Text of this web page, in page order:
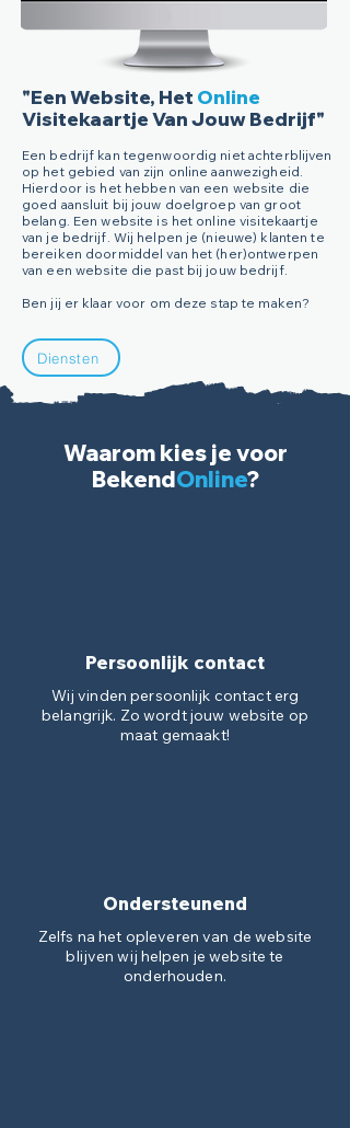
"Een Website, Het Online
Visitekaartje Van Jouw Bedrijf"
Een bedrijf kan tegenwoordig niet achterblijven
op het gebied van zijn online aanwezigheid.
Hierdoor is het hebben van een website die
goed aansluit bij jouw doelgroep van groot
belang. Een website is het online visitekaartje
van je bedrijf. Wij helpen je (nieuwe) klanten te
bereiken doormiddel van het (her)ontwerpen
van een website die past bij jouw bedrijf.
Ben jij er klaar voor om deze stap te maken?
Diensten
Waarom kies je voor
BekendOnline?
Persoonlijk contact
Wij vinden persoonlijk contact erg
belangrijk. Zo wordt jouw website op
maat gemaakt!
Ondersteunend
Zelfs na het opleveren van de website
blijven wij helpen je website te
onderhouden.